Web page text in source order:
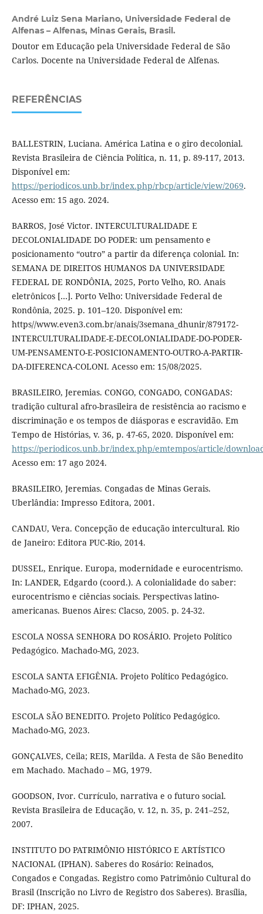
André Luiz Sena Mariano, Universidade Federal de
Alfenas – Alfenas, Minas Gerais, Brasil.
Doutor em Educação pela Universidade Federal de São
Carlos. Docente na Universidade Federal de Alfenas.
REFERÊNCIAS
BALLESTRIN, Luciana. América Latina e o giro decolonial.
Revista Brasileira de Ciência Política, n. 11, p. 89-117, 2013.
Disponível em:
https://periodicos.unb.br/index.php/rbcp/article/view/2069.
Acesso em: 15 ago. 2024.
BARROS, José Victor. INTERCULTURALIDADE E
DECOLONIALIDADE DO PODER: um pensamento e
posicionamento “outro” a partir da diferença colonial. In:
SEMANA DE DIREITOS HUMANOS DA UNIVERSIDADE
FEDERAL DE RONDÔNIA, 2025, Porto Velho, RO. Anais
eletrônicos […]. Porto Velho: Universidade Federal de
Rondônia, 2025. p. 101–120. Disponível em:
https//www.even3.com.br/anais/3semana_dhunir/879172-
INTERCULTURALIDADE-E-DECOLONIALIDADE-DO-PODER-
UM-PENSAMENTO-E-POSICIONAMENTO-OUTRO-A-PARTIR-
DA-DIFERENCA-COLONI. Acesso em: 15/08/2025.
BRASILEIRO, Jeremias. CONGO, CONGADO, CONGADAS:
tradição cultural afro-brasileira de resistência ao racismo e
discriminação e os tempos de diásporas e escravidão. Em
Tempo de Histórias, v. 36, p. 47-65, 2020. Disponível em:
https://periodicos.unb.br/index.php/emtempos/article/
Acesso em: 17 ago 2024.
BRASILEIRO, Jeremias. Congadas de Minas Gerais.
Uberlândia: Impresso Editora, 2001.
CANDAU, Vera. Concepção de educação intercultural. Rio
de Janeiro: Editora PUC-Rio, 2014.
DUSSEL, Enrique. Europa, modernidade e eurocentrismo.
In: LANDER, Edgardo (coord.). A colonialidade do saber:
eurocentrismo e ciências sociais. Perspectivas latino-
americanas. Buenos Aires: Clacso, 2005. p. 24-32.
ESCOLA NOSSA SENHORA DO ROSÁRIO. Projeto Político
Pedagógico. Machado-MG, 2023.
ESCOLA SANTA EFIGÊNIA. Projeto Político Pedagógico.
Machado-MG, 2023.
ESCOLA SÃO BENEDITO. Projeto Político Pedagógico.
Machado-MG, 2023.
GONÇALVES, Ceila; REIS, Marilda. A Festa de São Benedito
em Machado. Machado – MG, 1979.
GOODSON, Ivor. Currículo, narrativa e o futuro social.
Revista Brasileira de Educação, v. 12, n. 35, p. 241–252,
2007.
INSTITUTO DO PATRIMÔNIO HISTÓRICO E ARTÍSTICO
NACIONAL (IPHAN). Saberes do Rosário: Reinados,
Congados e Congadas. Registro como Patrimônio Cultural do
Brasil (Inscrição no Livro de Registro dos Saberes). Brasília,
DF: IPHAN, 2025.